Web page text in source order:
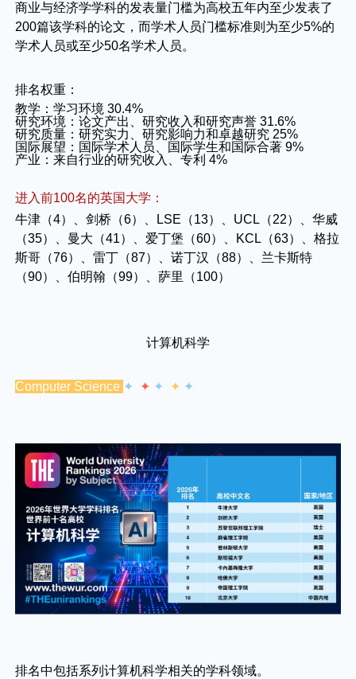
商业与经济学学科的发表量门槛为高校五年内至少发表了
200篇该学科的论文，而学术人员门槛标准则为至少5%的
学术人员或至少50名学术人员。
排名权重：
教学：学习环境 30.4%
研究环境：论文产出、研究收入和研究声誉 31.6%
研究质量：研究实力、研究影响力和卓越研究 25%
国际展望：国际学术人员、国际学生和国际合著 9%
产业：来自行业的研究收入、专利 4%
进入前100名的英国大学：
牛津（4）、剑桥（6）、LSE（13）、UCL（22）、华威
（35）、曼大（41）、爱丁堡（60）、KCL（63）、格拉
斯哥（76）、雷丁（87）、诺丁汉（88）、兰卡斯特
（90）、伯明翰（99）、萨里（100）
计算机科学
Computer Science ✦ ✦ ✦ ✦ ✦
排名中包括系列计算机科学相关的学科领域。